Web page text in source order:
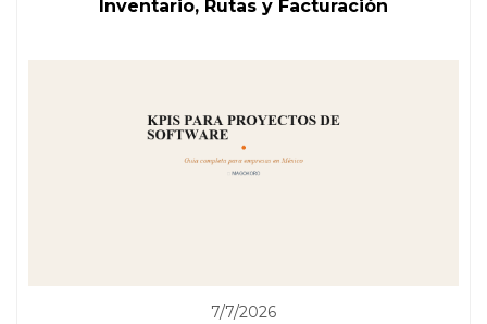
Inventario, Rutas y Facturación
7/7/2026